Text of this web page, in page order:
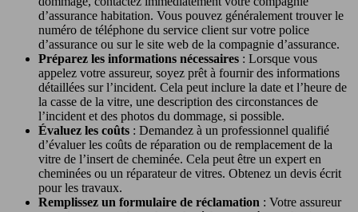
d’assurance habitation. Vous pouvez généralement trouver le
numéro de téléphone du service client sur votre police
d’assurance ou sur le site web de la compagnie d’assurance.
Préparez les informations nécessaires : Lorsque vous
appelez votre assureur, soyez prêt à fournir des informations
détaillées sur l’incident. Cela peut inclure la date et l’heure de
la casse de la vitre, une description des circonstances de
l’incident et des photos du dommage, si possible.
Évaluez les coûts : Demandez à un professionnel qualifié
d’évaluer les coûts de réparation ou de remplacement de la
vitre de l’insert de cheminée. Cela peut être un expert en
cheminées ou un réparateur de vitres. Obtenez un devis écrit
pour les travaux.
Remplissez un formulaire de réclamation : Votre assureur